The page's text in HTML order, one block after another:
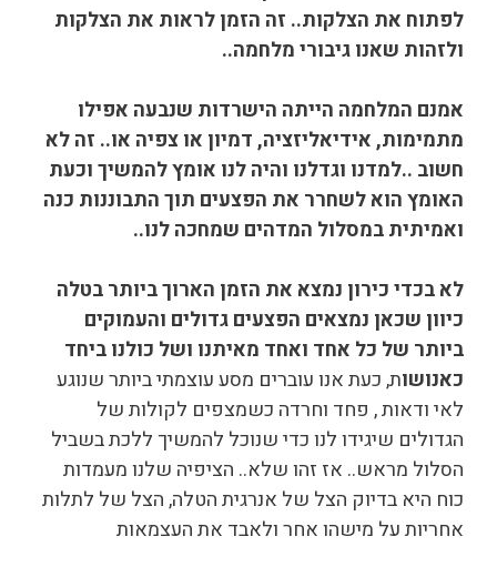
לפתוח את הצלקות.. זה הזמן לראות את הצלקות
ולזהות שאנו גיבורי מלחמה..
אמנם המלחמה הייתה הישרדות שנבעה אפילו
מתמימות, אידיאליזציה, דמיון או צפיה או.. זה לא
חשוב ..למדנו וגדלנו והיה לנו אומץ להמשיך וכעת
האומץ הוא לשחרר את הפצעים תוך התבוננות כנה
ואמיתית במסלול המדהים שמחכה לנו..
לא בכדי כירון נמצא את הזמן הארוך ביותר בטלה
כיוון שכאן נמצאים הפצעים גדולים והעמוקים
ביותר של כל אחד ואחד מאיתנו ושל כולנו ביחד
כאנושות, כעת אנו עוברים מסע עוצמתי ביותר שנוגע
לאי ודאות , פחד וחרדה כשמצפים לקולות של
הגדולים שיגידו לנו כדי שנוכל להמשיך ללכת בשביל
הסלול מראש.. אז זהו שלא.. הציפיה שלנו מעמדות
כוח היא בדיוק הצל של אנרגית הטלה, הצל של לתלות
אחריות על מישהו אחר ולאבד את העצמאות